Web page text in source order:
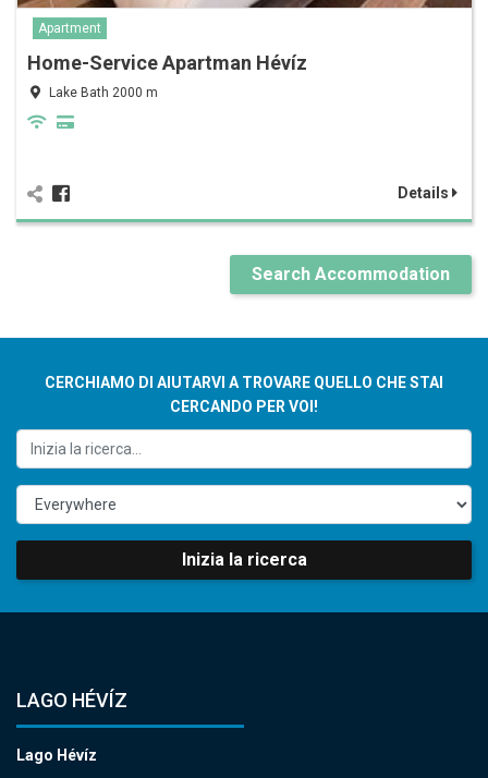
Apartment
Home-Service Apartman Hévíz
Lake Bath 2000 m
Details
Search Accommodation
CERCHIAMO DI AIUTARVI A TROVARE QUELLO CHE STAI
CERCANDO PER VOI!
Inizia la ricerca
LAGO HÉVÍZ
Lago Hévíz